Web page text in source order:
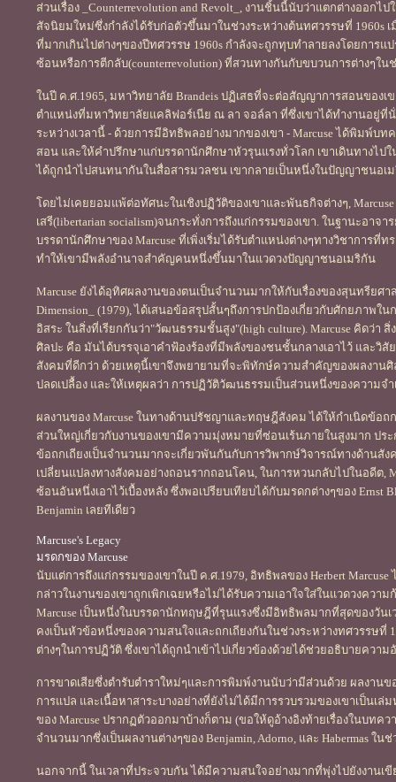
ส่วนเรื่อง _Counterrevolution and Revolt_, งานชิ้นนี้นับว่าแตกต่างออก
สัจนิยมใหม่ซึ่งกำลังได้รับก่อตัวขึ้นมาในช่วงระหว่างต้นทศวรรษที่ 1960s
ที่มากเกินไปต่างๆของปีทศวรรษ 1960s กำลังจะถูกทุบทำลายลงโดยการ
ซ้อนหรือการตีกลับ(counterrevolution) ที่สวนทางกันกับขบวนการต่างๆใน
ในปี ค.ศ.1965, มหาวิทยาลัย Brandeis ปฏิเสธที่จะต่อสัญญาการสอนของเ
ตำแหน่งที่มหาวิทยาลัยแคลิฟอร์เนีย ณ ลา จอล์ลา ที่ซึ่งเขาได้ทำงานอยู่ที่
ระหว่างเวลานี้ - ด้วยการมีอิทธิพลอย่างมากของเขา - Marcuse ได้พิมพ์บ
สอน และให้คำปรึกษาแก่บรรดานักศึกษาหัวรุนแรงทั่วโลก เขาเดินทางไป
ได้ถูกนำไปสนทนากันในสื่อสารมวลชน เขากลายเป็นหนึ่งในปัญญาชนอเ
โดยไม่เคยยอมแพ้ต่อทัศนะในเชิงปฏิวัติของเขาและพันธกิจต่างๆ,
เสรี(libertarian socialism)จนกระทั่งการถึงแก่กรรมของเขา. ในฐานะอา
บรรดานักศึกษาของ Marcuse ที่เพิ่งเริ่มได้รับตำแหน่งต่างๆทางวิชาการที่
ทำให้เขามีพลังอำนาจสำคัญคนหนึ่งขึ้นมาในแวดวงปัญญาชนอเมริกัน
Marcuse ยังได้อุทิศผลงานของตนเป็นจำนวนมากให้กับเรื่องของสุนทรียศา
Dimension_ (1979), ได้เสนอข้อสรุปสั้นๆถึงการปกป้องเกี่ยวกับศักยภาพ
อิสระ ในสิ่งที่เรียกกันว่า"วัฒนธรรมชั้นสูง"(high culture). Marcuse คิดว่
ศิลปะ คือ มันได้บรรจุเอาคำฟ้องร้องที่มีพลังของชนชั้นกลางเอาไว้ และวิ
สังคมที่ดีกว่า ด้วยเหตุนี้เขาจึงพยายามที่จะพิทักษ์ความสำคัญของผลงานศิ
ปลดเปลื้อง และให้เหตุผลว่า การปฏิวัติวัฒนธรรมเป็นส่วนหนึ่งของความจ
ผลงานของ Marcuse ในทางด้านปรัชญาและทฤษฎีสังคม ได้ให้กำเนิดข้อถ
ส่วนใหญ่เกี่ยวกับงานของเขามีความมุ่งหมายที่ซ่อนเร้นภายในสูงมาก ป
ข้อถกเถียงเป็นจำนวนมากจะเกี่ยวพันกันกับการวิพากษ์วิจารณ์ทางด้านสั
เปลี่ยนแปลงทางสังคมอย่างถอนรากถอนโคน, ในการหวนกลับไปในอดีต,
ซ้อนอันหนึ่งเอาไว้เบื้องหลัง ซึ่งพอเปรียบเทียบได้กับมรดกต่างๆของ Ernst
Benjamin เลยทีเดียว
Marcuse's Legacy
มรดกของ Marcuse
นับแต่การถึงแก่กรรมของเขาในปี ค.ศ.1979, อิทธิพลของ Herbert
กล่าวในงานของเขาถูกเพิกเฉยหรือไม่ได้รับความเอาใจใส่ในแวดวงควา
Marcuse เป็นหนึ่งในบรรดานักทฤษฎีที่รุนแรงซึ่งมีอิทธิพลมากที่สุดของวันเ
คงเป็นหัวข้อหนึ่งของความสนใจและถกเถียงกันในช่วงระหว่างทศวรรษที่
ต่างๆในการปฏิวัติ ซึ่งเขาได้ถูกนำเข้าไปเกี่ยวข้องด้วยได้ช่วยอธิบายควา
การขาดเสียซึ่งตำรับตำราใหม่ๆและการพิมพ์งานนับว่ามีส่วนด้วย ผลงาน
การแปล และเนื้อหาสาระบางอย่างที่ยังไม่ได้มีการรวบรวมของเขาเป็นเ
ของ Marcuse ปรากฏตัวออกมาบ้างก็ตาม (ขอให้ดูอ้างอิงท้ายเรื่องในบท
จำนวนมากซึ่งเป็นผลงานต่างๆของ Benjamin, Adorno, และ Habermas ใ
นอกจากนี้ ในเวลาที่ประจวบกัน ได้มีความสนใจอย่างมากที่พุ่งไปยังงานเขีย